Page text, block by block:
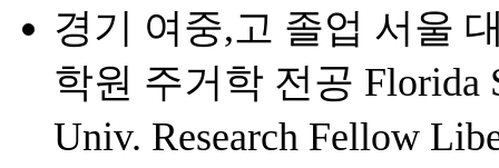
경기 여중,고 졸업 서울
학원 주거학 전공 Florida
Univ. Research Fellow